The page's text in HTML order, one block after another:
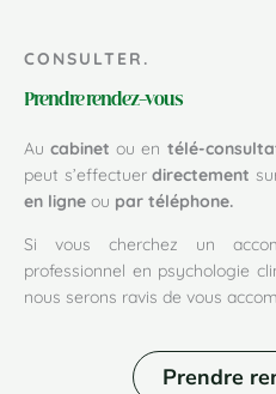
CONSULTER.
Prendre rendez-vous
Aucabinet ou en télé-
peut s’effectuerdirectement
en ligne ou par téléphone.
Si vous cherchez un
professionnel en psychologie
nous serons ravis de vous
Prendre